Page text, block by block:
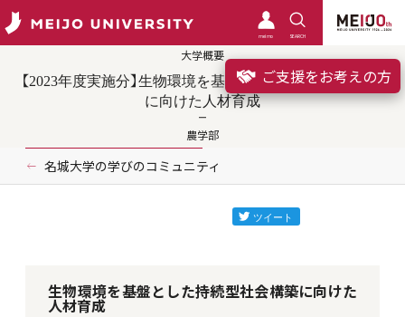
meimo SEARCH
ご支援をお考えの方
大学概要
【2023年度実施分】生物環境を基盤とした持続型社会構築
に向けた人材育成
農学部
名城大学の学びのコミュニティ
生物環境を基盤とした持続型社会構築に向けた
人材育成